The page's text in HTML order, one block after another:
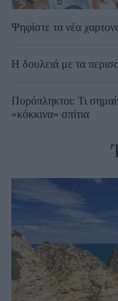
Ψηφίστε τα νέα
Η δουλειά με τα
Πυρόπληκτοι: Τι
«κόκκινα» σπίτια